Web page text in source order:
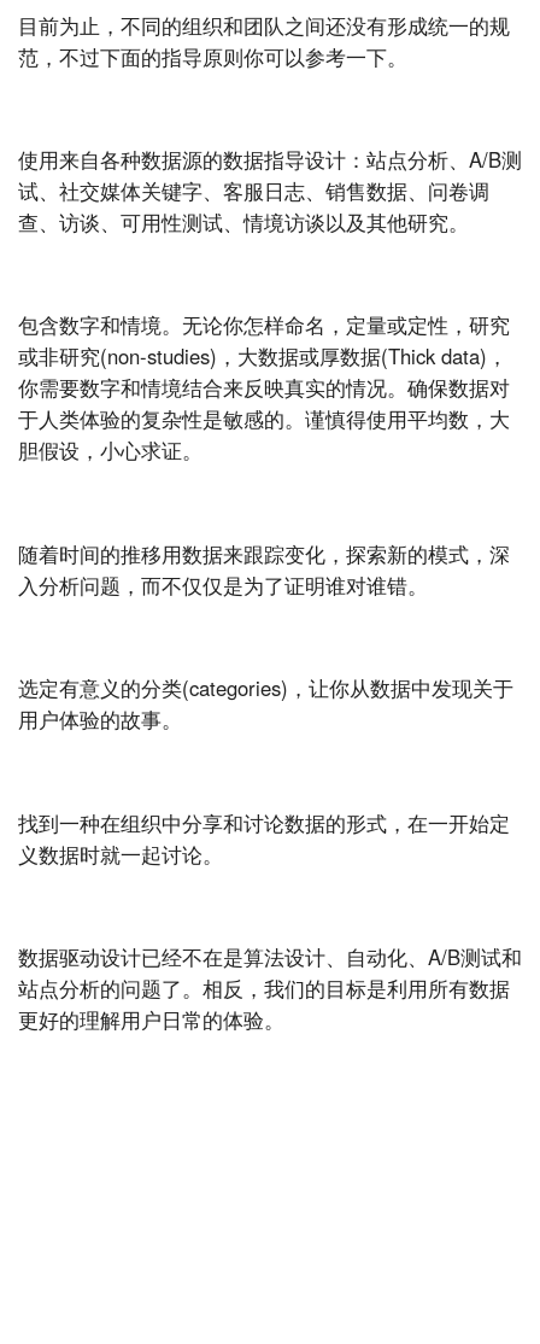
目前为止，不同的组织和团队之间还没有形成统一的规
范，不过下面的指导原则你可以参考一下。
使用来自各种数据源的数据指导设计：站点分析、A/B测
试、社交媒体关键字、客服日志、销售数据、问卷调
查、访谈、可用性测试、情境访谈以及其他研究。
包含数字和情境。无论你怎样命名，定量或定性，研究
或非研究(non-studies)，大数据或厚数据(Thick data)，
你需要数字和情境结合来反映真实的情况。确保数据对
于人类体验的复杂性是敏感的。谨慎得使用平均数，大
胆假设，小心求证。
随着时间的推移用数据来跟踪变化，探索新的模式，深
入分析问题，而不仅仅是为了证明谁对谁错。
选定有意义的分类(categories)，让你从数据中发现关于
用户体验的故事。
找到一种在组织中分享和讨论数据的形式，在一开始定
义数据时就一起讨论。
数据驱动设计已经不在是算法设计、自动化、A/B测试和
站点分析的问题了。相反，我们的目标是利用所有数据
更好的理解用户日常的体验。